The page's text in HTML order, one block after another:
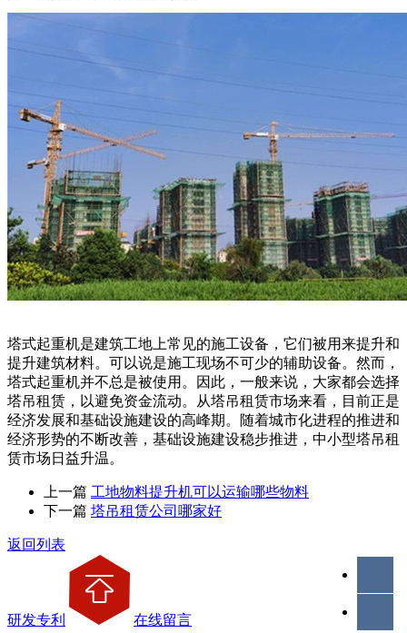
塔式起重机是建筑工地上常见的施工设备，它们被用来提升和
提升建筑材料。可以说是施工现场不可少的辅助设备。然而，
塔式起重机并不总是被使用。因此，一般来说，大家都会选择
塔吊租赁，以避免资金流动。从塔吊租赁市场来看，目前正是
经济发展和基础设施建设的高峰期。随着城市化进程的推进和
经济形势的不断改善，基础设施建设稳步推进，中小型塔吊租
赁市场日益升温。
上一篇 工地物料提升机可以运输哪些物料
下一篇 塔吊租赁公司哪家好
返回列表
研发专利 在线留言